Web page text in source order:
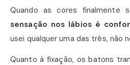
Quando as cores finalmente
sensação nos lábios é
usei qualquer uma das três, não
Quanto à fixação, os batons